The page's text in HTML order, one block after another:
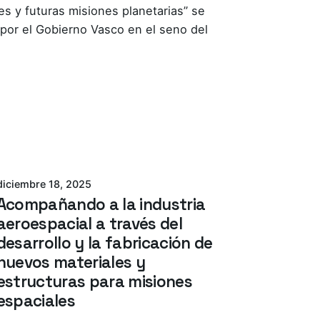
y futuras misiones planetarias” se
el Gobierno Vasco en el seno del
18, 2025
a la industria
a través del
y la fabricación de
materiales y
para misiones